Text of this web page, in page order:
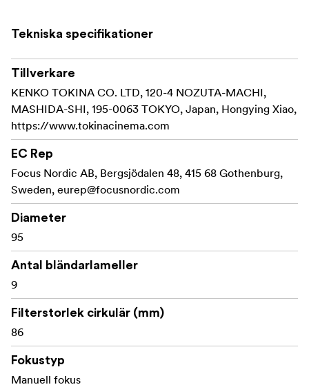
300 graders fokuseringssträcka, uppdaterad T2.9 iris och
95 mm frontdiameter för vanliga biograftillbehör.
Utformad för att matcha de mekaniska och optiska
egenskaperna hos det populära Tokina Cinema 11-
20 mm T2.9 zoomobjektivet. 50-135 mm T2.9 MKII
behåller optiska konstruktionsegenskaper som liknar 11-
20 mm T2.9, inklusive parfokal konstruktion för att
behålla fokus vid zoomning, begränsad fokusförskjutning
och låg distorsion. Båda objektiven i serien har ett
utbytbart fäste mellan PL-, EF-, Sony E-, MFT- och Nikon
F-fästen.
Tekniska specifikationer
Tillverkare
KENKO TOKINA CO. LTD, 120-4 NOZUTA-MACHI,
MASHIDA-SHI, 195-0063 TOKYO, Japan, Hongying Xiao,
https://www.tokinacinema.com
EC Rep
Focus Nordic AB, Bergsjödalen 48, 415 68 Gothenburg,
Sweden, eurep@focusnordic.com
Diameter
95
Antal bländarlameller
9
Filterstorlek cirkulär (mm)
86
Fokustyp
Manuell fokus